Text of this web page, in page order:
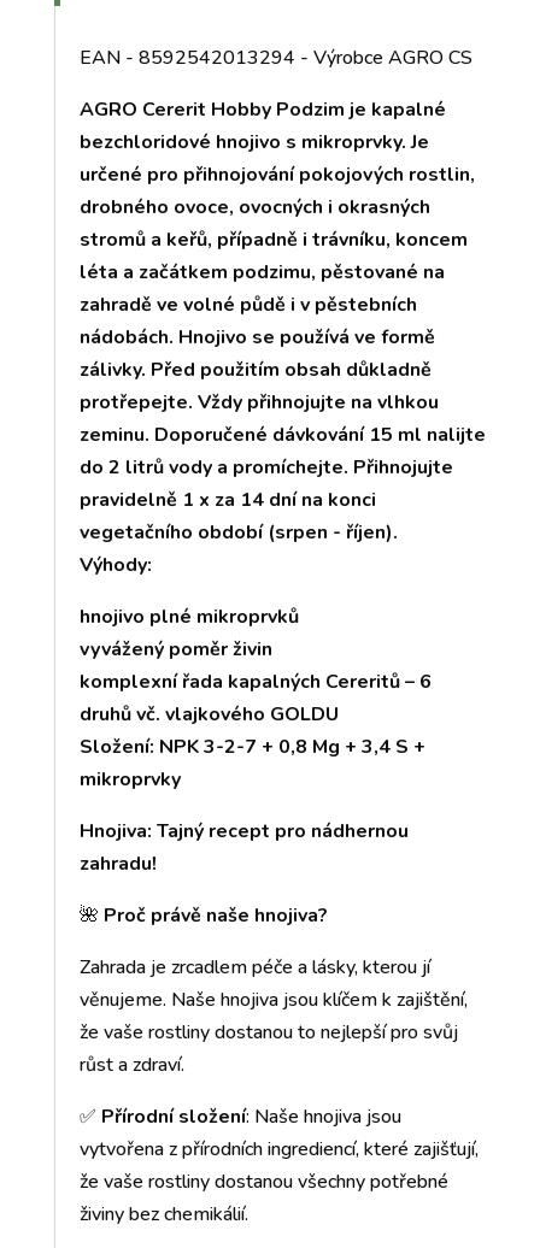
EAN - 8592542013294 - Výrobce AGRO CS
AGRO Cererit Hobby Podzim je kapalné
bezchloridové hnojivo s mikroprvky. Je
určené pro přihnojování pokojových rostlin,
drobného ovoce, ovocných i okrasných
stromů a keřů, případně i trávníku, koncem
léta a začátkem podzimu, pěstované na
zahradě ve volné půdě i v pěstebních
nádobách. Hnojivo se používá ve formě
zálivky. Před použitím obsah důkladně
protřepejte. Vždy přihnojujte na vlhkou
zeminu. Doporučené dávkování 15 ml nalijte
do 2 litrů vody a promíchejte. Přihnojujte
pravidelně 1 x za 14 dní na konci
vegetačního období (srpen - říjen).
Výhody:
hnojivo plné mikroprvků
vyvážený poměr živin
komplexní řada kapalných Cereritů – 6
druhů vč. vlajkového GOLDU
Složení: NPK 3-2-7 + 0,8 Mg + 3,4 S +
mikroprvky
Hnojiva: Tajný recept pro nádhernou
zahradu!
🌺 Proč právě naše hnojiva?
Zahrada je zrcadlem péče a lásky, kterou jí
věnujeme. Naše hnojiva jsou klíčem k zajištění,
že vaše rostliny dostanou to nejlepší pro svůj
růst a zdraví.
✅ Přírodní složení: Naše hnojiva jsou
vytvořena z přírodních ingrediencí, které zajišťují,
že vaše rostliny dostanou všechny potřebné
živiny bez chemikálií.